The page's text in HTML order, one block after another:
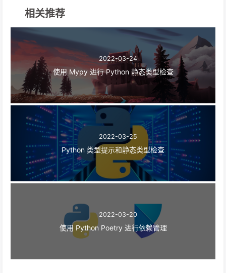
相关推荐
2022-03-24
使用 Mypy 进行 Python 静态类型检查
2022-03-25
Python 类型提示和静态类型检查
2022-03-20
使用 Python Poetry 进行依赖管理